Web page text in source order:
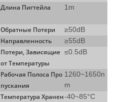
Длина Пигтейла 1m
Обратные Потери ≥50dB
Направленность ≥55dB
Потери, Зависящие
от Температуры
≤0.5dB
Рабочая Полоса Про
пускания
1260~1650n
m
Температура Хранен-40~85°C